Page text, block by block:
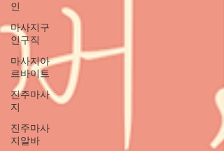
인
마사지구
인구직
마사지아
르바이트
진주마사
지
진주마사
지알바